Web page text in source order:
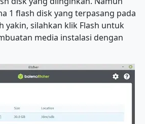
1 flash disk yang terpasang pada
yakin, silahkan klik Flash untuk
media instalasi dengan